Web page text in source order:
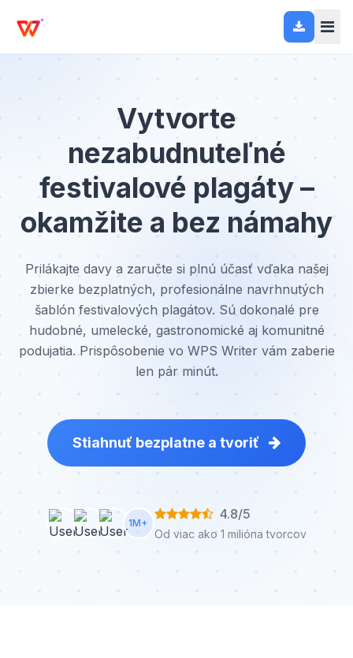
Vytvorte
nezabudnuteľné
festivalové plagáty –
okamžite a bez námahy
Prilákajte davy a zaručte si plnú účasť vďaka našej
zbierke bezplatných, profesionálne navrhnutých
šablón festivalových plagátov. Sú dokonalé pre
hudobné, umelecké, gastronomické aj komunitné
podujatia. Prispôsobenie vo WPS Writer vám zaberie
len pár minút.
Stiahnuť bezplatne a tvoriť
1M+
4.8/5
Od viac ako 1 milióna tvorcov